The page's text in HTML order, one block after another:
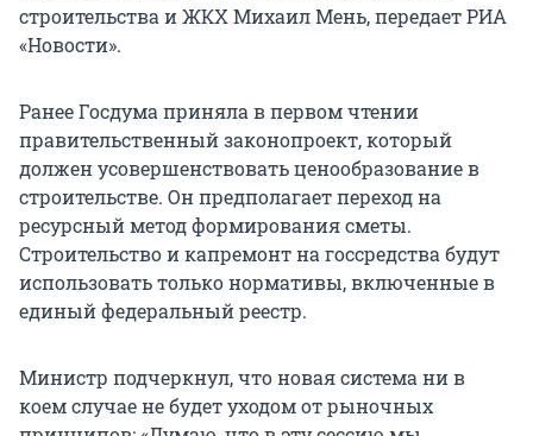
строительства и ЖКХ Михаил Мень, передает РИА
«Новости».
Ранее Госдума приняла в первом чтении
правительственный законопроект, который
должен усовершенствовать ценообразование в
строительстве. Он предполагает переход на
ресурсный метод формирования сметы.
Строительство и капремонт на госсредства будут
использовать только нормативы, включенные в
единый федеральный реестр.
Министр подчеркнул, что новая система ни в
коем случае не будет уходом от рыночных